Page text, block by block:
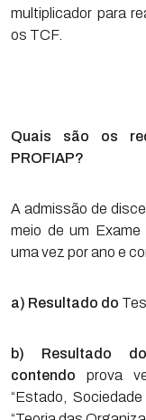
multiplicador para
os TCF.
Quais são os
PROFIAP?
A admissão de
meio de um
uma vez por ano e
a) Resultado do
b) Resultado
contendo prova
“Estado,